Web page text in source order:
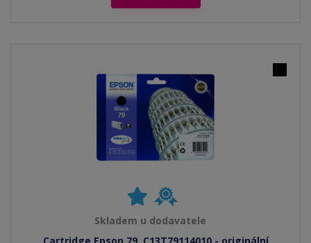
Skladem u dodavatele